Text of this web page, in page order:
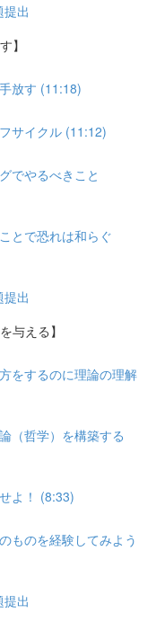
出
】
放す (11:18)
サイクル (11:12)
でやるべきこと
とで恐れは和らぐ
出
与える】
をするのに理論の理解
（哲学）を構築する
よ！ (8:33)
ものを経験してみよう
出